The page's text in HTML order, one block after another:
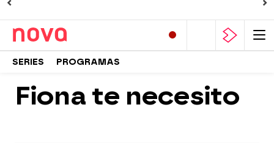
SERIES PROGRAMAS
Fiona te necesito